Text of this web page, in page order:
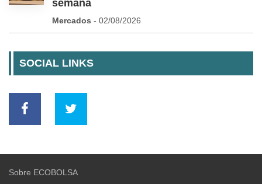
semana
Mercados - 02/08/2026
SOCIAL LINKS
Sobre ECOBOLSA